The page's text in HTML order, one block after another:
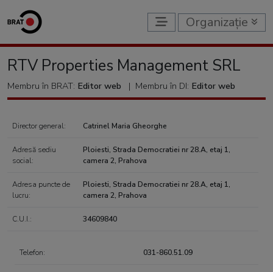
Organizație
RTV Properties Management SRL
Membru în BRAT: Editor web | Membru în DI: Editor web
Director general: Catrinel Maria Gheorghe
Adresă sediu
social:
Ploiesti, Strada Democratiei nr 28.A, etaj 1,
camera 2, Prahova
Adresa puncte de
lucru:
Ploiesti, Strada Democratiei nr 28.A, etaj 1,
camera 2, Prahova
C.U.I.: 34609840
Telefon: 031-860.51.09